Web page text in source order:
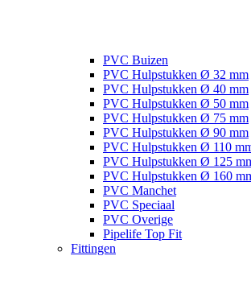
PVC Buizen
PVC Hulpstukken Ø 32 mm
PVC Hulpstukken Ø 40 mm
PVC Hulpstukken Ø 50 mm
PVC Hulpstukken Ø 75 mm
PVC Hulpstukken Ø 90 mm
PVC Hulpstukken Ø 110
PVC Hulpstukken Ø 125
PVC Hulpstukken Ø 160
PVC Manchet
PVC Speciaal
PVC Overige
Pipelife Top Fit
Fittingen